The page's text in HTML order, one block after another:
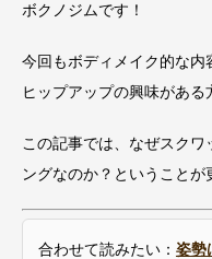
ボクノジムです！
今回もボディメイク的な内
ヒップアップの興味がある
この記事では、なぜスク
ングなのか？ということ
合わせて読みたい： 姿勢